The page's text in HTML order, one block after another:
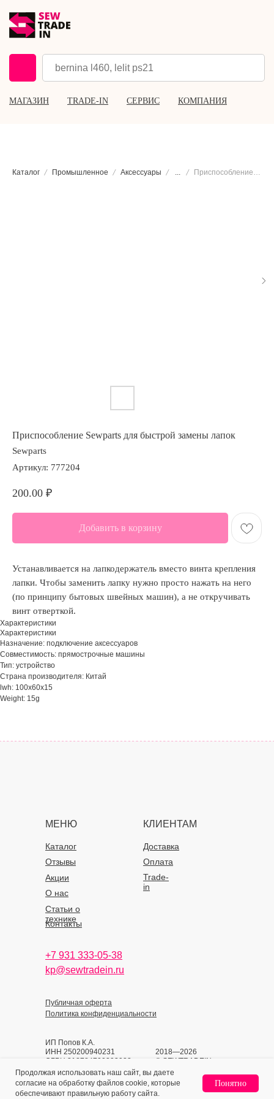
МАГАЗИН TRADE-IN СЕРВИС КОМПАНИЯ
Home Catalog Sign In Favorites Cart
Продолжая использовать наш сайт, вы даете
согласие на обработку файлов cookie, которые
обеспечивают правильную работу сайта.
Понятно
Каталог Промышленное Аксессуары ... Приспособление Sewparts для быстрой замены лапок
Приспособление Sewparts для быстрой замены лапок
Sewparts
Артикул: 777204
200.00 ₽
Добавить в корзину
Устанавливается на лапкодержатель вместо винта крепления
лапки. Чтобы заменить лапку нужно просто нажать на него
(по принципу бытовых швейных машин), а не откручивать
винт отверткой.
Характеристики
Характеристики
Назначение: подключение аксессуаров
Совместимость: прямострочные машины
Тип: устройство
Страна производителя: Китай
lwh: 100x60x15
Weight: 15g
МЕНЮ КЛИЕНТАМ
Каталог
О нас
Доставка
Статьи о
технике
Оплата
Отзывы
Акции
Контакты
Trade-
in
+7 931 333-05-38
kp@sewtradein.ru
ИП Попов К.А.
ИНН 250200940231
ОГРН 318784700393933
Политика конфиденциальности
Публичная оферта
2018—2026
© SEWTRADEIN